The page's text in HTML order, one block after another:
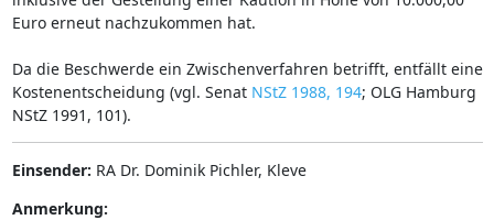
Euro erneut nachzukommen hat.
Da die Beschwerde ein Zwischenverfahren betrifft, entfällt eine
Kostenentscheidung (vgl. Senat NStZ 1988, 194; OLG Hamburg
NStZ 1991, 101).
Einsender: RA Dr. Dominik Pichler, Kleve
Anmerkung: